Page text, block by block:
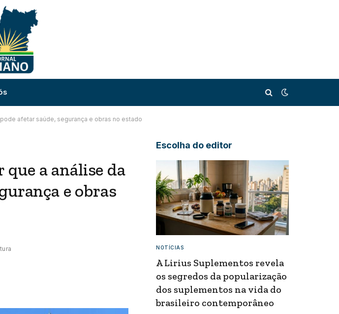
afetar saúde, segurança e obras no estado
que a análise da
e obras
Escolha do editor
NOTÍCIAS
A Lirius Suplementos revela
os segredos da popularização
dos suplementos na vida do
brasileiro contemporâneo